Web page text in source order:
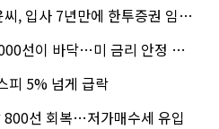
사 7년만에 한투증권 임원 승진
바닥…미 금리 안정 후 추가 회복"
피 5% 넘게 급락
800선 회복…저가매수세 유입